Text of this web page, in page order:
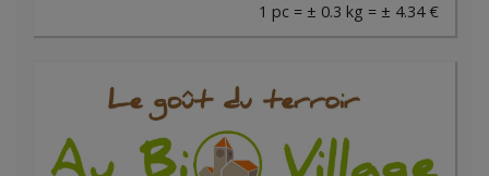
1 pc = ± 0.3 kg = ± 4.34 €